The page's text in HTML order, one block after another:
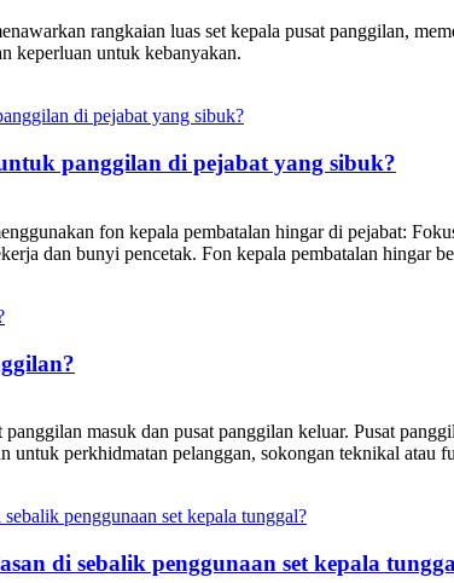
rangkaian luas set kepala pusat panggilan,
keperluan untuk kebanyakan.
panggilan di pejabat yang sibuk?
fon kepala pembatalan hingar di pejabat:
dan bunyi pencetak. Fon kepala pembatalan hingar
masuk dan pusat panggilan keluar. Pusat
untuk perkhidmatan pelanggan, sokongan teknikal atau
di sebalik penggunaan set kepala